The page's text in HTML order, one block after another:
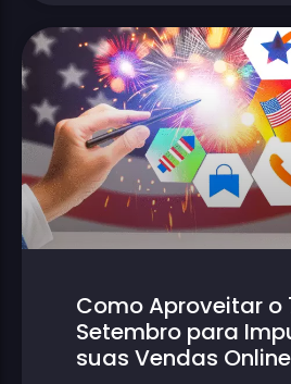
Como Aproveitar o
Setembro para
suas Vendas Online